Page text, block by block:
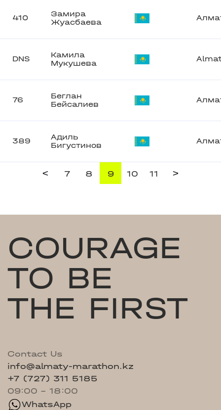
410
Замира
Жуасбаева
DNS
Камила
Мукушева
76
Беглан
Бейсалиев
389
Адиль
Бигустинов
< 7 8 9 10 11 >
COURAGE
TO BE
THE FIRST
Contact Us
info@almaty-marathon.kz
+7 (727) 311 5185
09:00 - 18:00
WhatsApp